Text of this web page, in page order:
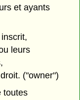
et ayants
leurs
("owner")